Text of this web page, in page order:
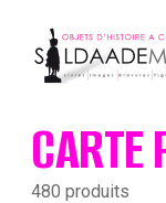
content
CARTE
480 produits